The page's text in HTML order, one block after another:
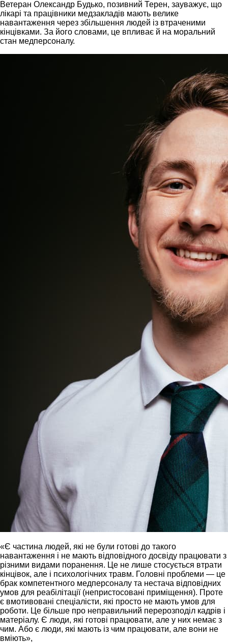
Ветеран Олександр Будько, позивний Терен, зауважує, що
лікарі та працівники медзакладів мають велике
навантаження через збільшення людей із втраченими
кінцівками. За його словами, це впливає й на моральний
стан медперсоналу.
«Є частина людей, які не були готові до такого
навантаження і не мають відповідного досвіду працювати з
різними видами поранення. Це не лише стосується втрати
кінцівок, але і психологічних травм. Головні проблеми — це
брак компетентного медперсоналу та нестача відповідних
умов для реабілітації (непристосовані приміщення). Проте
є вмотивовані спеціалісти, які просто не мають умов для
роботи. Це більше про неправильний перерозподіл кадрів і
матеріалу. Є люди, які готові працювати, але у них немає з
чим. Або є люди, які мають із чим працювати, але вони не
вміють»,